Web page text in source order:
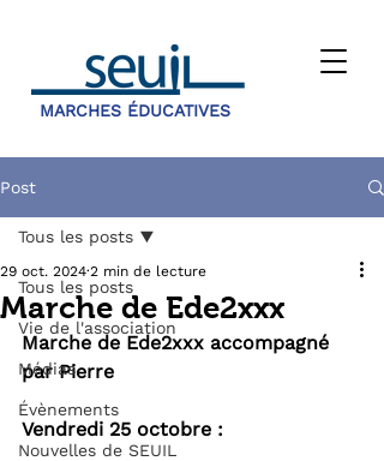
MARCHES ÉDUCATIVES
Post
Tous les posts
Vie de l'association
Médias
Évènements
Nouvelles de SEUIL
Tous les posts
Marche de Ede2xxx
29 oct. 2024 2 min de lecture
Marche de Ede2xxx accompagné
par Pierre
Vendredi 25 octobre :